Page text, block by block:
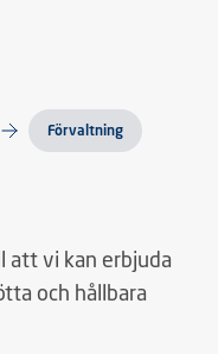
Förvaltning
att vi kan erbjuda
och hållbara